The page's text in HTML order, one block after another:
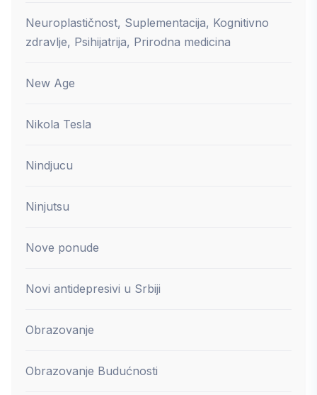
Neuroplastičnost, Suplementacija, Kognitivno
zdravlje, Psihijatrija, Prirodna medicina
New Age
Nikola Tesla
Nindjucu
Ninjutsu
Nove ponude
Novi antidepresivi u Srbiji
Obrazovanje
Obrazovanje Budućnosti